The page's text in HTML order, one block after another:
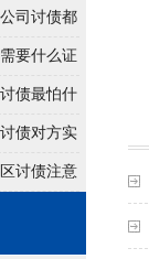
司讨债都
要什么证
债最怕什
年这两个关
错就很难
债对方实
？
讨债注意